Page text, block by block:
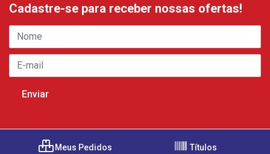
Cadastre-se para receber nossas ofertas!
Meus Pedidos Títulos